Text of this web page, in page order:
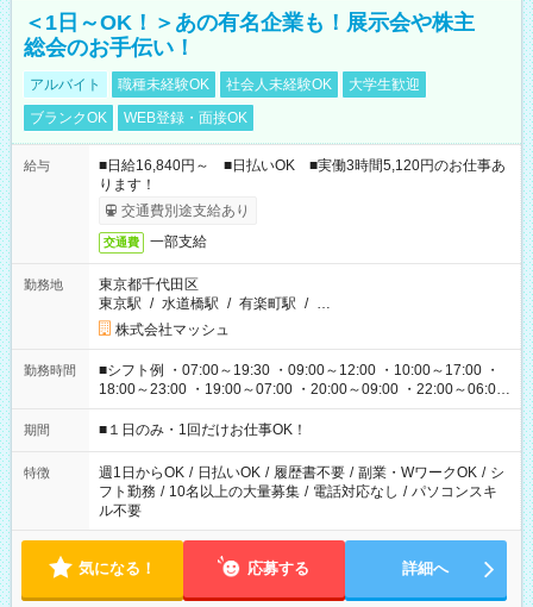
＜1日～OK！＞あの有名企業も！展示会や株主
総会のお手伝い！
アルバイト 職種未経験OK 社会人未経験OK
大学生歓迎
ブランクOK
WEB登録・面接OK
給与
■日給16,840円～ ■日払いOK ■実働3時間5,120円のお仕事あ
ります！
交通費別途支給あり
交通費 一部支給
勤務地
東京都千代田区
東京駅 / 水道橋駅 / 有楽町駅 / …
株式会社マッシュ
勤務時間
■シフト例 ・07:00～19:30 ・09:00～12:00 ・10:00～17:00 ・
18:00～23:00 ・19:00～07:00 ・20:00～09:00 ・22:00～06:00
etc ★最短で3時間で5,120円のお仕事から 15時間で2万円近く稼
げるお仕事も！ ご希望のお時間に合わせてご紹介！ ※シフトは
ください！
期間 ■１日のみ・1回だけお仕事OK！
特徴 週1日からOK / 日払いOK / 履歴書不要 / 副業・WワークOK / シ
フト勤務 / 10名以上の大量募集 / 電話対応なし / パソコンスキ
ル不要
気になる！ 応募する 詳細へ